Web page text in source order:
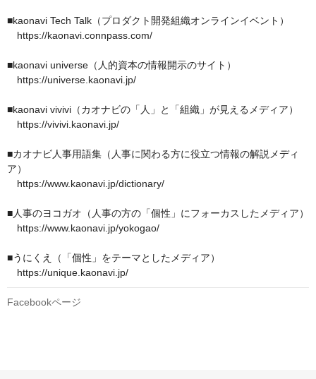
■kaonavi Tech Talk（プロダクト開発組織オンラインイベント）
https://kaonavi.connpass.com/
■kaonavi universe（人的資本の情報開示のサイト）
https://universe.kaonavi.jp/
■kaonavi vivivi（カオナビの「人」と「組織」が見えるメディア）
https://vivivi.kaonavi.jp/
■カオナビ人事用語集（人事に関わる方に役立つ情報の解説メディ
ア）
https://www.kaonavi.jp/dictionary/
■人事のヨコガオ（人事の方の「個性」にフォーカスしたメディア）
https://www.kaonavi.jp/yokogao/
■うにくえ（「個性」をテーマとしたメディア）
https://unique.kaonavi.jp/
Facebookページ